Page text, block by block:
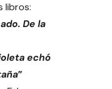
libros:
De la
echó
”